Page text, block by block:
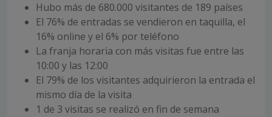
Hubo más de 680.000 visitantes de 189 países
El 76% de entradas se vendieron en taquilla, el
16% online y el 6% por teléfono
La franja horaria con más visitas fue entre las
10:00 y las 12:00
El 79% de los visitantes adquirieron la entrada el
mismo día de la visita
1 de 3 visitas se realizó en fin de semana